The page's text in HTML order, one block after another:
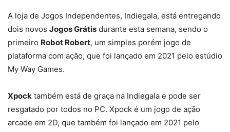
A loja de Jogos Independentes, Indiegala, está entregando
dois novos Jogos Grátis durante esta semana, sendo o
primeiro Robot Robert, um simples porém jogo de
plataforma com ação, que foi lançado em 2021 pelo estúdio
My Way Games.
Xpock também está de graça na Indiegala e pode ser
resgatado por todos no PC. Xpock é um jogo de ação
arcade em 2D, que também foi lançado em 2021 pelo